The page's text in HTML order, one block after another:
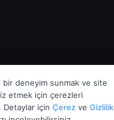
bir deneyim sunmak ve site
etmek için çerezleri
Detaylar için Çerez ve Gizlilik